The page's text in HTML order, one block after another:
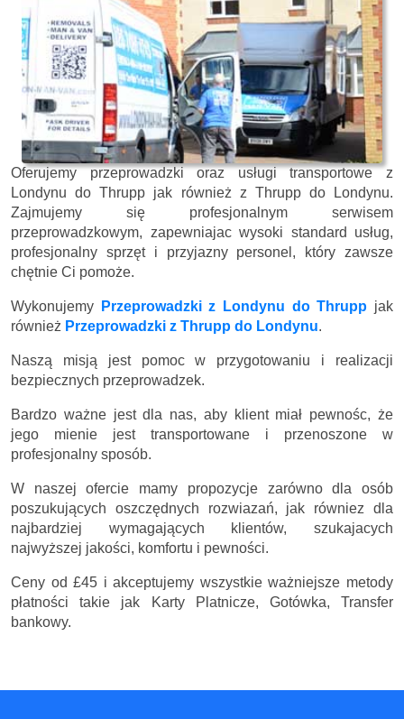
Oferujemy przeprowadzki oraz usługi transportowe z
Londynu do Thrupp jak również z Thrupp do Londynu.
Zajmujemy się profesjonalnym serwisem
przeprowadzkowym, zapewniajac wysoki standard usług,
profesjonalny sprzęt i przyjazny personel, który zawsze
chętnie Ci pomoże.
Wykonujemy Przeprowadzki z Londynu do Thrupp jak
również Przeprowadzki z Thrupp do Londynu.
Naszą misją jest pomoc w przygotowaniu i realizacji
bezpiecznych przeprowadzek.
Bardzo ważne jest dla nas, aby klient miał pewnośc, że
jego mienie jest transportowane i przenoszone w
profesjonalny sposób.
W naszej ofercie mamy propozycje zarówno dla osób
poszukujących oszczędnych rozwiazań, jak równiez dla
najbardziej wymagających klientów, szukajacych
najwyższej jakości, komfortu i pewności.
Ceny od £45 i akceptujemy wszystkie ważniejsze metody
płatności takie jak Karty Platnicze, Gotówka, Transfer
bankowy.